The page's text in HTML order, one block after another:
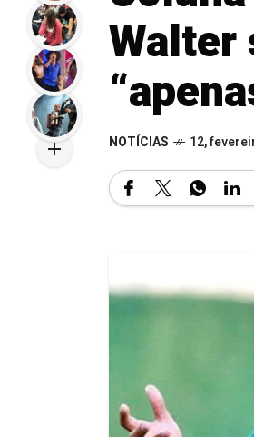
Walter
NOTÍCIAS 12,